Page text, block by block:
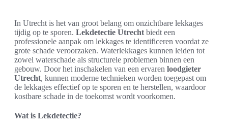
In Utrecht is het van groot belang om onzichtbare lekkages
tijdig op te sporen. Lekdetectie Utrecht biedt een
professionele aanpak om lekkages te identificeren voordat ze
grote schade veroorzaken. Waterlekkages kunnen leiden tot
zowel waterschade als structurele problemen binnen een
gebouw. Door het inschakelen van een ervaren loodgieter
Utrecht, kunnen moderne technieken worden toegepast om
de lekkages effectief op te sporen en te herstellen, waardoor
kostbare schade in de toekomst wordt voorkomen.
Wat is Lekdetectie?